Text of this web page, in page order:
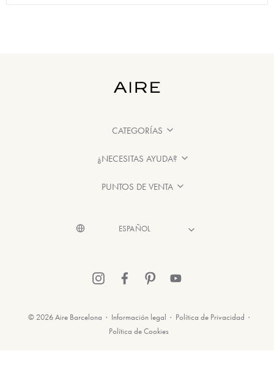
CATEGORÍAS
¿NECESITAS AYUDA?
PUNTOS DE VENTA
© 2026 Aire Barcelona · Información legal · Política de Privacidad ·
Política de Cookies